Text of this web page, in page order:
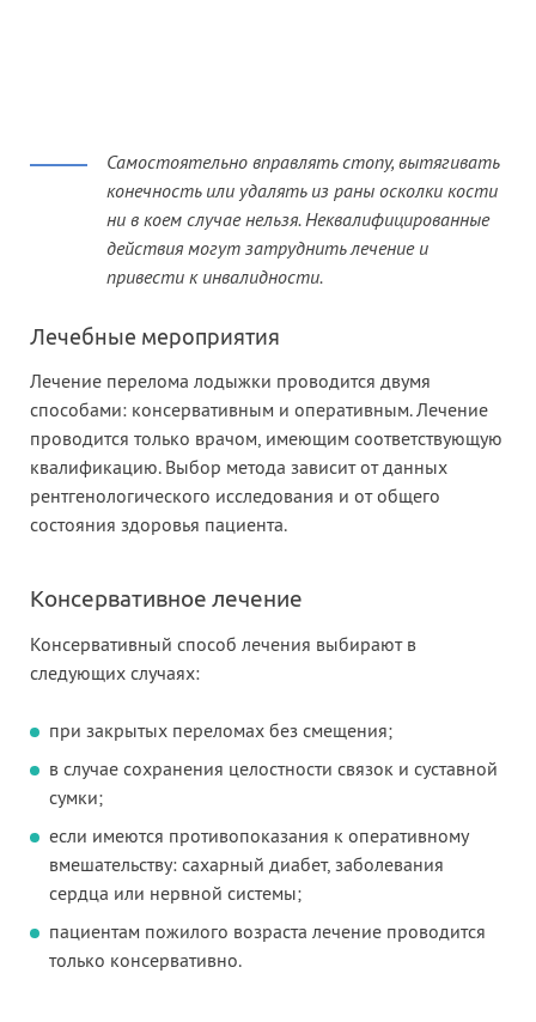
Самостоятельно вправлять стопу, вытягивать
конечность или удалять из раны осколки кости
ни в коем случае нельзя. Неквалифицированные
действия могут затруднить лечение и
привести к инвалидности.
Лечебные мероприятия
Лечение перелома лодыжки проводится двумя
способами: консервативным и оперативным. Лечение
проводится только врачом, имеющим соответствующую
квалификацию. Выбор метода зависит от данных
рентгенологического исследования и от общего
состояния здоровья пациента.
Консервативное лечение
Консервативный способ лечения выбирают в
следующих случаях:
при закрытых переломах без смещения;
в случае сохранения целостности связок и суставной
сумки;
если имеются противопоказания к оперативному
вмешательству: сахарный диабет, заболевания
сердца или нервной системы;
пациентам пожилого возраста лечение проводится
только консервативно.